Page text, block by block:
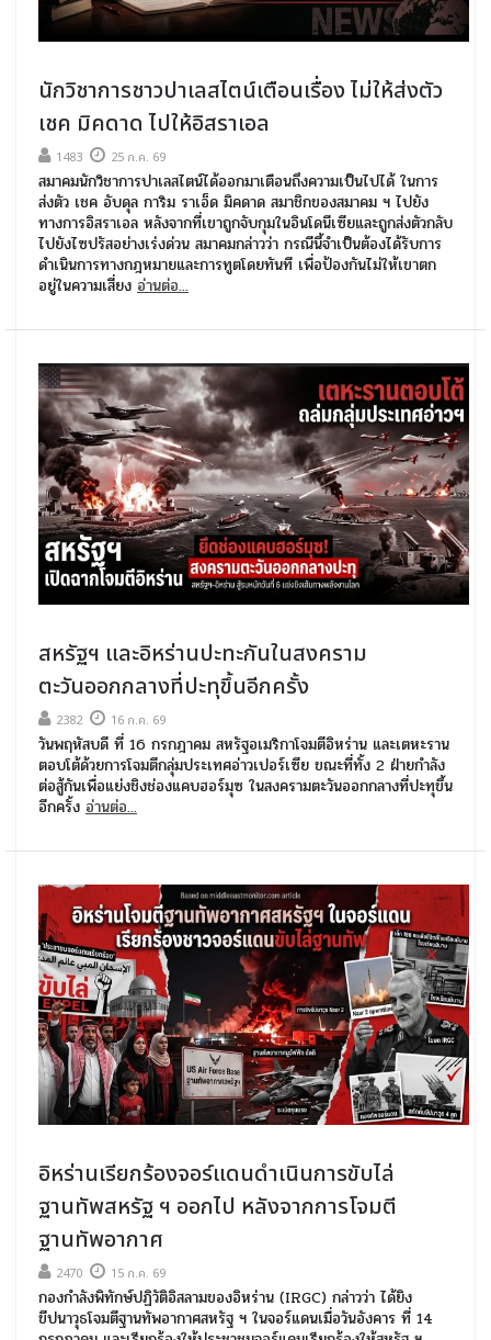
นักวิชาการชาวปาเลสไตน์เตือนเรื่อง ไม่ให้ส่งตัว
เชค มิคดาด ไปให้อิสราเอล
1483 25 ก.ค. 69
สมาคมนักวิชาการปาเลสไตน์ได้ออกมาเตือนถึงความเป็นไปได้ ในการ
ส่งตัว เชค อับดุล การิม ราเอ็ด มิคดาด สมาชิกของสมาคม ฯ ไปยัง
ทางการอิสราเอล หลังจากที่เขาถูกจับกุมในอินโดนีเซียและถูกส่งตัวกลับ
ไปยังไซปรัสอย่างเร่งด่วน สมาคมกล่าวว่า กรณีนี้จำเป็นต้องได้รับการ
ดำเนินการทางกฎหมายและการทูตโดยทันที เพื่อป้องกันไม่ให้เขาตก
อยู่ในความเสี่ยง อ่านต่อ...
สหรัฐฯ และอิหร่านปะทะกันในสงคราม
ตะวันออกกลางที่ปะทุขึ้นอีกครั้ง
2382 16 ก.ค. 69
วันพฤหัสบดี ที่ 16 กรกฎาคม สหรัฐอเมริกาโจมตีอิหร่าน และเตหะราน
ตอบโต้ด้วยการโจมตีกลุ่มประเทศอ่าวเปอร์เซีย ขณะที่ทั้ง 2 ฝ่ายกำลัง
ต่อสู้กันเพื่อแย่งชิงช่องแคบฮอร์มุซ ในสงครามตะวันออกกลางที่ปะทุขึ้น
อีกครั้ง อ่านต่อ...
อิหร่านเรียกร้องจอร์แดนดำเนินการขับไล่
ฐานทัพสหรัฐ ฯ ออกไป หลังจากการโจมตี
ฐานทัพอากาศ
2470 15 ก.ค. 69
กองกำลังพิทักษ์ปฏิวัติอิสลามของอิหร่าน (IRGC) กล่าวว่า ได้ยิง
ขีปนาวุธโจมตีฐานทัพอากาศสหรัฐ ฯ ในจอร์แดนเมื่อวันอังคาร ที่ 14